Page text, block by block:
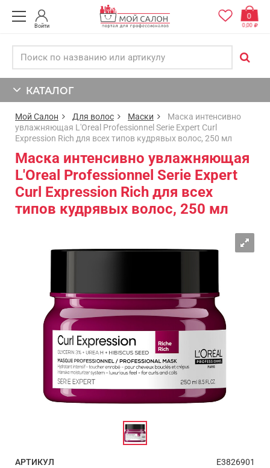
Войти
0
0,00
КАТАЛОГ
Мой Салон Для волос Маски
Маска интенсивно
увлажняющая L'Oreal Professionnel Serie Expert Curl
Expression Rich для всех типов кудрявых волос, 250 мл
Маска интенсивно увлажняющая
L'Oreal Professionnel Serie Expert
Curl Expression Rich для всех
типов кудрявых волос, 250 мл
АРТИКУЛ
E3826901